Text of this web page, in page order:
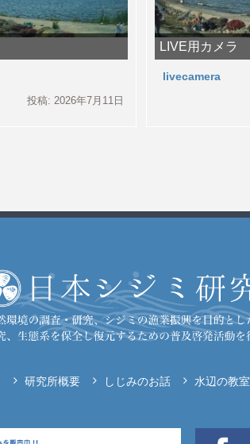
投稿: 2026年7月11日
LIVE用カメラ
livecamera
研究所概要 しじみのお話 水辺の教室